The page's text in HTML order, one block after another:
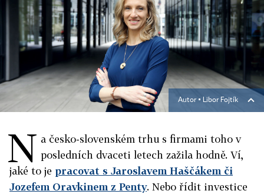
Autor ▪ Libor Fojtík
N a česko-slovenském trhu s firmami toho v
posledních dvaceti letech zažila hodně. Ví,
jaké to je pracovat s Jaroslavem Haščákem či
Jozefem Oravkinem z Penty. Nebo řídit investice